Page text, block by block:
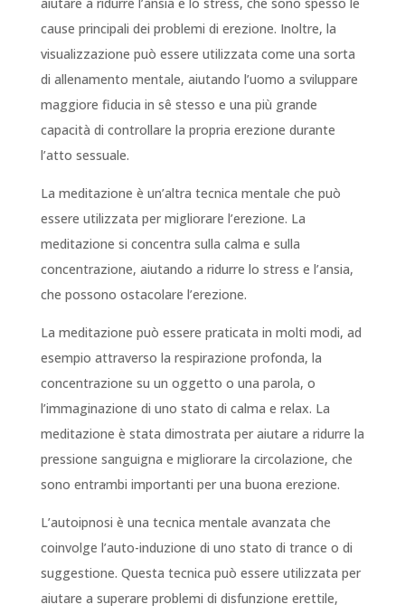
aiutare a ridurre l’ansia e lo stress, che sono spesso le
cause principali dei problemi di erezione. Inoltre, la
visualizzazione può essere utilizzata come una sorta
di allenamento mentale, aiutando l’uomo a sviluppare
maggiore fiducia in sê stesso e una più grande
capacità di controllare la propria erezione durante
l’atto sessuale.
La meditazione è un’altra tecnica mentale che può
essere utilizzata per migliorare l’erezione. La
meditazione si concentra sulla calma e sulla
concentrazione, aiutando a ridurre lo stress e l’ansia,
che possono ostacolare l’erezione.
La meditazione può essere praticata in molti modi, ad
esempio attraverso la respirazione profonda, la
concentrazione su un oggetto o una parola, o
l’immaginazione di uno stato di calma e relax. La
meditazione è stata dimostrata per aiutare a ridurre la
pressione sanguigna e migliorare la circolazione, che
sono entrambi importanti per una buona erezione.
L’autoipnosi è una tecnica mentale avanzata che
coinvolge l’auto-induzione di uno stato di trance o di
suggestione. Questa tecnica può essere utilizzata per
aiutare a superare problemi di disfunzione erettile,